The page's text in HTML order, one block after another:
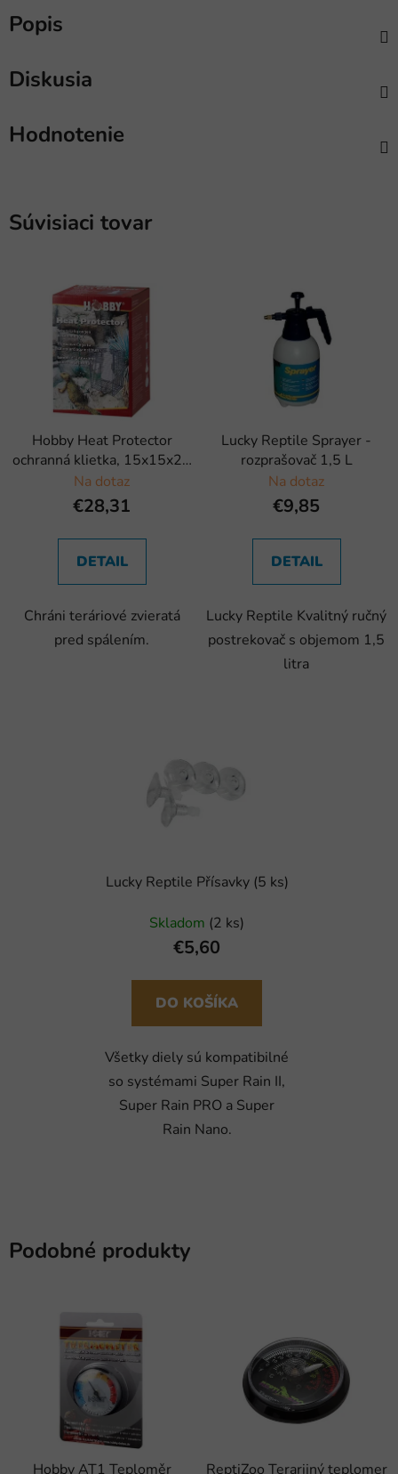
Popis
Diskusia
Hodnotenie
Súvisiaci tovar
Hobby Heat Protector
ochranná klietka, 15x15x25
cm
Na dotaz
€28,31
DETAIL
Chráni teráriové zvieratá
pred spálením.
Lucky Reptile Sprayer -
rozprašovač 1,5 L
Na dotaz
€9,85
DETAIL
Lucky Reptile Kvalitný ručný
postrekovač s objemom 1,5
litra
Lucky Reptile Přísavky (5 ks)
Skladom (2 ks)
€5,60
DO KOŠÍKA
Všetky diely sú kompatibilné
so systémami Super Rain II,
Super Rain PRO a Super
Rain Nano.
Podobné produkty
Hobby AT1 Teploměr ReptiZoo Terarijný teplomer